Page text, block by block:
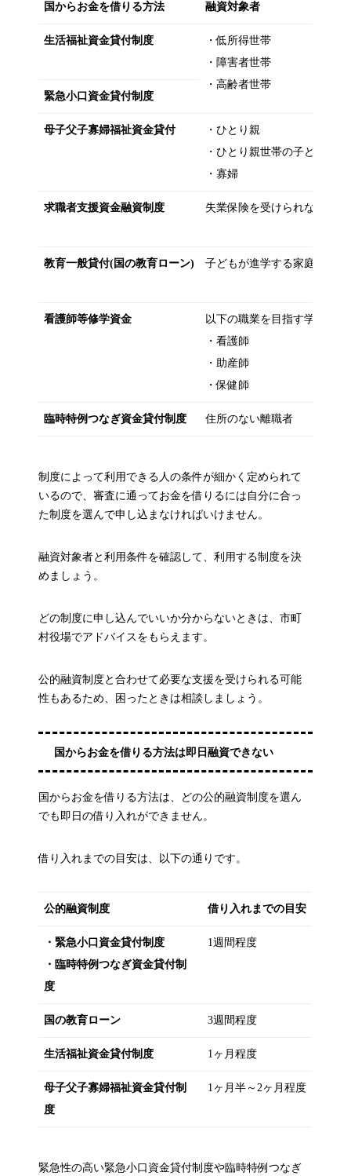
国からお金を借りる方法 融資対象者
生活福祉資金貸付制度
・低所得世帯
・障害者世帯
・高齢者世帯
緊急小口資金貸付制度
母子父子寡婦福祉資金貸付
・ひとり親
・ひとり親世帯の子ども
・寡婦
求職者支援資金融資制度 失業保険を受けられない求職
教育一般貸付(国の教育ローン) 子どもが進学する家庭の親
看護師等修学資金
以下の職業を目指す学生
・看護師
・助産師
・保健師
臨時特例つなぎ資金貸付制度 住所のない離職者
制度によって利用できる人の条件が細かく定められて
いるので、審査に通ってお金を借りるには自分に合っ
た制度を選んで申し込まなければいけません。
融資対象者と利用条件を確認して、利用する制度を決
めましょう。
どの制度に申し込んでいいか分からないときは、市町
村役場でアドバイスをもらえます。
公的融資制度と合わせて必要な支援を受けられる可能
性もあるため、困ったときは相談しましょう。
国からお金を借りる方法は即日融資できない
国からお金を借りる方法は、どの公的融資制度を選ん
でも即日の借り入れができません。
借り入れまでの目安は、以下の通りです。
公的融資制度 借り入れまでの目安
・緊急小口資金貸付制度
・臨時特例つなぎ資金貸付制
度
1週間程度
国の教育ローン 3週間程度
生活福祉資金貸付制度 1ヶ月程度
母子父子寡婦福祉資金貸付制
度
1ヶ月半～2ヶ月程度
緊急性の高い緊急小口資金貸付制度や臨時特例つなぎ